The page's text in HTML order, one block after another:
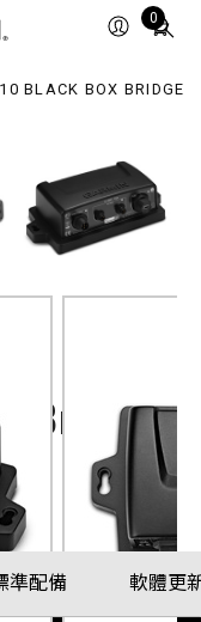
0
Total
cart:
BLACK BOX BRIDGE
Bridge
準配備 軟體更